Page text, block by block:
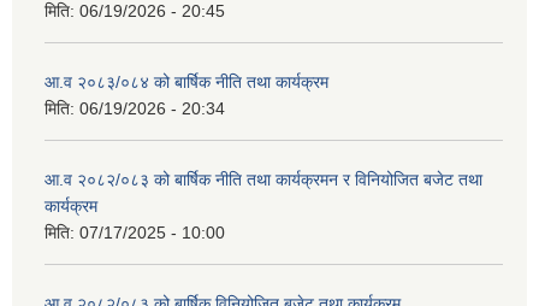
मिति: 06/19/2026 - 20:45
आ.व २०८३/०८४ को बार्षिक नीति तथा कार्यक्रम
मिति: 06/19/2026 - 20:34
आ.व २०८२/०८३ को बार्षिक नीति तथा कार्यक्रमन र विनियोजित बजेट तथा
कार्यक्रम
मिति: 07/17/2025 - 10:00